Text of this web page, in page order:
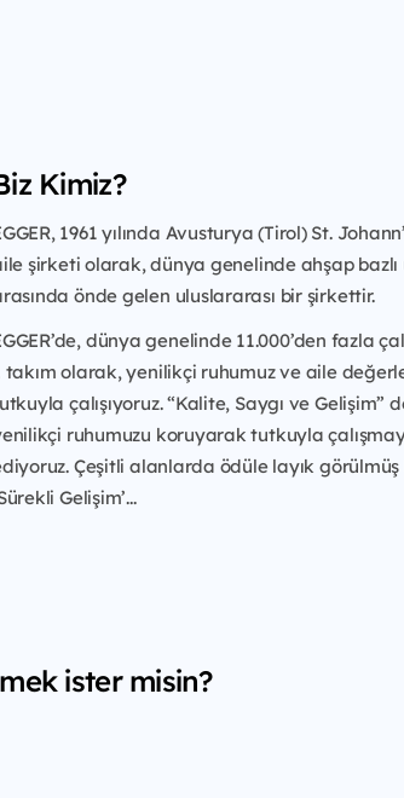
Kimiz?
1961 yılında Avusturya (Tirol) St.
şirketi olarak, dünya genelinde ahşap
önde gelen uluslararası bir şirkettir.
dünya genelinde 11.000’den fazla
takım olarak, yenilikçi ruhumuz ve aile
çalışıyoruz. “Kalite, Saygı ve Gelişim”
ruhumuzu koruyarak tutkuyla
Çeşitli alanlarda ödüle layık
Gelişim’...
ister misin?